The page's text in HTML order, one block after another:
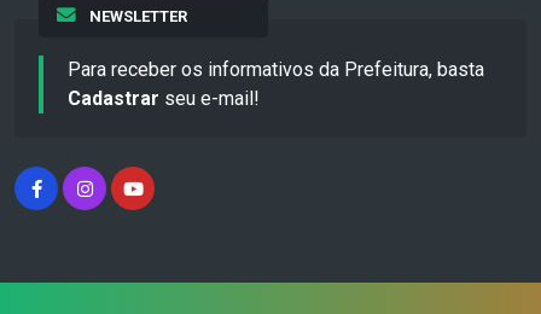
NEWSLETTER
Para receber os informativos da Prefeitura, basta
Cadastrar seu e-mail!